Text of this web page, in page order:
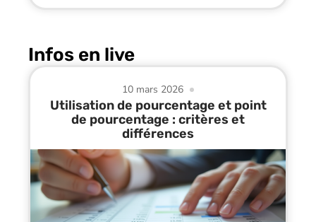
Infos en live
10 mars 2026
Utilisation de pourcentage et point
de pourcentage : critères et
différences